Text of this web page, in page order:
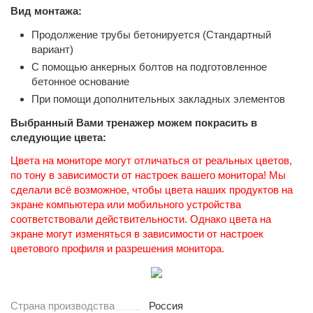
Вид монтажа:
Продолжение трубы бетонируется (Стандартный
вариант)
С помощью анкерных болтов на подготовленное
бетонное основание
При помощи дополнительных закладных элементов
Выбранный Вами тренажер можем покрасить в
следующие цвета:
Цвета на мониторе могут отличаться от реальных цветов,
по тону в зависимости от настроек вашего монитора! Мы
сделали всё возможное, чтобы цвета наших продуктов на
экране компьютера или мобильного устройства
соответствовали действительности. Однако цвета на
экране могут изменяться в зависимости от настроек
цветового профиля и разрешения монитора.
Страна производства Россия